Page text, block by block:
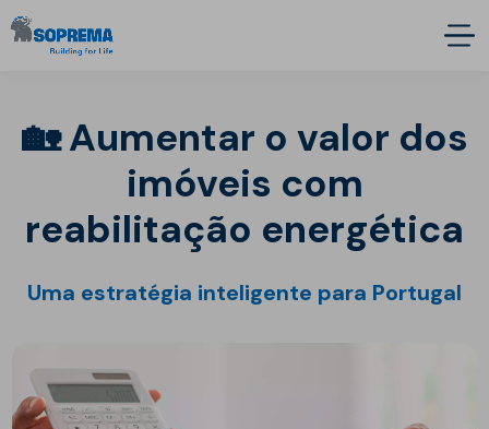
🏡 Aumentar o valor dos
imóveis com
reabilitação energética
Uma estratégia inteligente para Portugal